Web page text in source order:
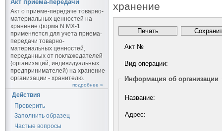
Акт приема-передачи
Акт о приеме-передаче товарно-
материальных ценностей на
хранение форма N МХ-1
применяется для учета приема-
передачи товарно-
материальных ценностей,
переданных от поклажедателей
(организаций, индивидуальных
предпринимателей) на хранение
организации - хранителю.
подробнее »
Действия
Проверить
Заполнить образец
Частые вопросы
хранение
Акт №
Вид операции:
Информация об организации
Название:
Адрес: